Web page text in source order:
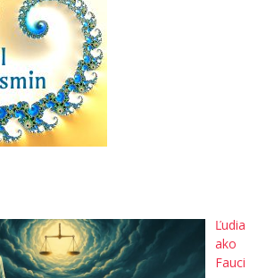
Ľudia
ako
Fauci